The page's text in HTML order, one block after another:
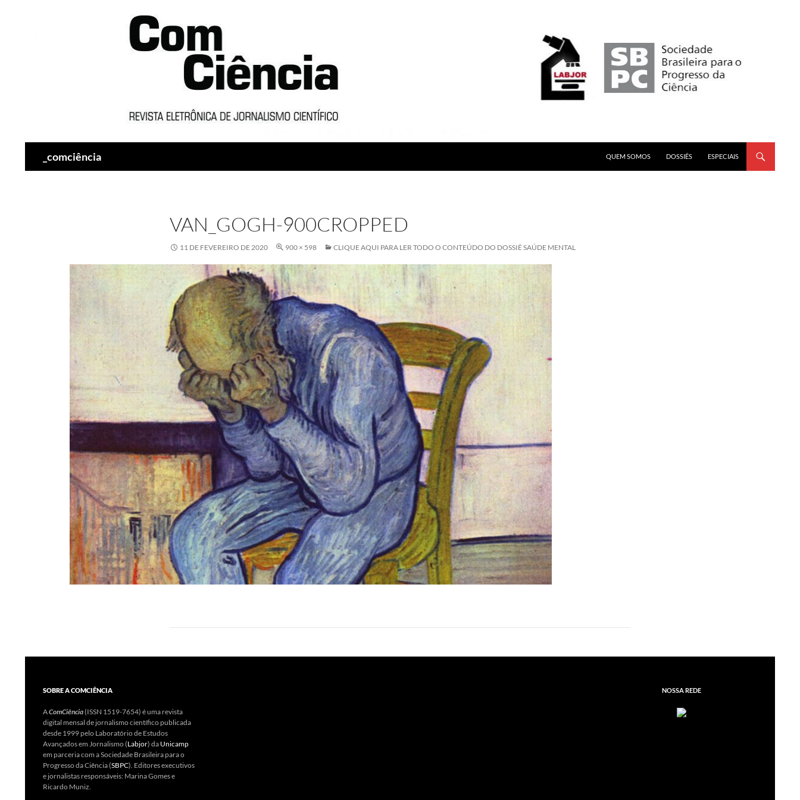
_comciência
QUEM SOMOS
DOSSIÊS ESPECIAIS
VAN_GOGH-900CROPPED
11 DE FEVEREIRO DE 2020 900 × 598 CLIQUE AQUI PARA LER TODO O CONTEÚDO DO DOSSIÊ SAÚDE MENTAL
SOBRE A COMCIÊNCIA
AComCiência(ISSN 1519-7654) é uma revista
digital mensal de jornalismo científico publicada
desde 1999 pelo Laboratório de Estudos
Avançados em Jornalismo (Labjor) da Unicamp
em parceria com a Sociedade Brasileira para o
Progresso da Ciência (SBPC). Editores executivos
e jornalistas responsáveis: Marina Gomes e
Ricardo Muniz.
NOSSA REDE